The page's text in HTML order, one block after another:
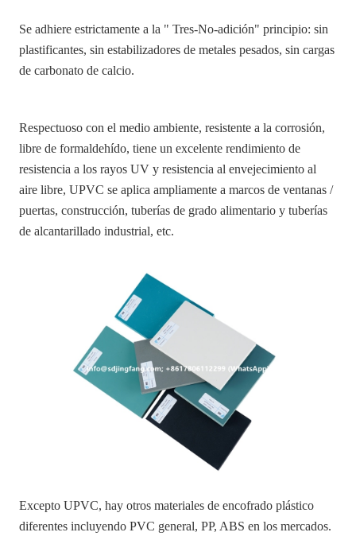
Se adhiere estrictamente a la " Tres-No-adición" principio: sin
plastificantes, sin estabilizadores de metales pesados, sin cargas
de carbonato de calcio.
Respectuoso con el medio ambiente, resistente a la corrosión,
libre de formaldehído, tiene un excelente rendimiento de
resistencia a los rayos UV y resistencia al envejecimiento al
aire libre, UPVC se aplica ampliamente a marcos de ventanas /
puertas, construcción, tuberías de grado alimentario y tuberías
de alcantarillado industrial, etc.
Excepto UPVC, hay otros materiales de encofrado plástico
diferentes incluyendo PVC general, PP, ABS en los mercados.